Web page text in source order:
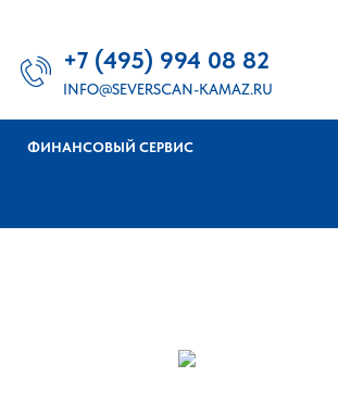
+7 (495) 994 08 82
INFO@SEVERSCAN-KAMAZ.RU
ФИНАНСОВЫЙ СЕРВИС